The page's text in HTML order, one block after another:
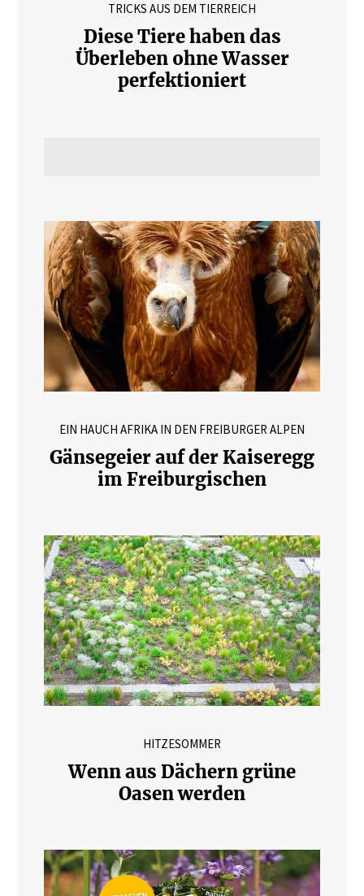
TRICKS AUS DEM TIERREICH
Diese Tiere haben das
Überleben ohne Wasser
perfektioniert
EIN HAUCH AFRIKA IN DEN FREIBURGER ALPEN
Gänsegeier auf der Kaiseregg
im Freiburgischen
HITZESOMMER
Wenn aus Dächern grüne
Oasen werden